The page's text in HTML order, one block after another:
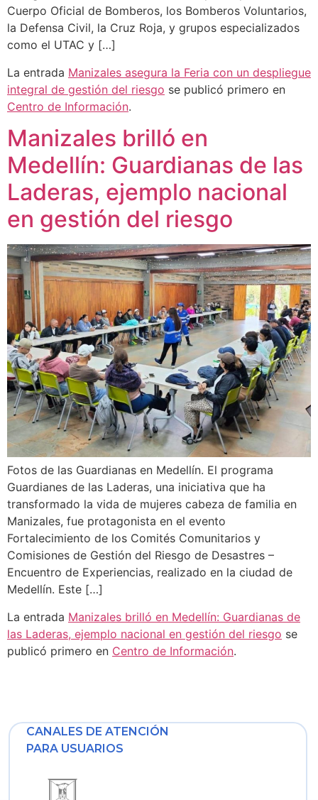
Cuerpo Oficial de Bomberos, los Bomberos Voluntarios,
la Defensa Civil, la Cruz Roja, y grupos especializados
como el UTAC y […]
La entrada Manizales asegura la Feria con un despliegue
integral de gestión del riesgo se publicó primero en
Centro de Información.
Manizales brilló en
Medellín: Guardianas de las
Laderas, ejemplo nacional
en gestión del riesgo
Fotos de las Guardianas en Medellín. El programa
Guardianes de las Laderas, una iniciativa que ha
transformado la vida de mujeres cabeza de familia en
Manizales, fue protagonista en el evento
Fortalecimiento de los Comités Comunitarios y
Comisiones de Gestión del Riesgo de Desastres –
Encuentro de Experiencias, realizado en la ciudad de
Medellín. Este […]
La entrada Manizales brilló en Medellín: Guardianas de
las Laderas, ejemplo nacional en gestión del riesgo se
publicó primero en Centro de Información.
CANALES DE ATENCIÓN
PARA USUARIOS